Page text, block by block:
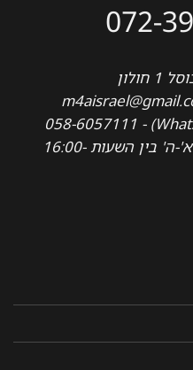
072-
חולון
א'-ה' בין השעות 16:00-